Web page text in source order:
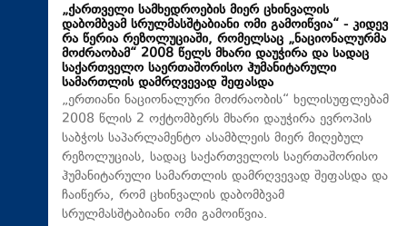
„ქართველი სამხედროების მიერ ცხინვალის
დაბომბვამ სრულმასშტაბიანი ომი გამოიწვია“ - კიდევ
რა წერია რეზოლუციაში, რომელსაც „ნაციონალურმა
მოძრაობამ“ 2008 წელს მხარი დაუჭირა და სადაც
საქართველო საერთაშორისო ჰუმანიტარული
სამართლის დამრღვევად შეფასდა
„ერთიანი ნაციონალური მოძრაობის“ ხელისუფლებამ
2008 წლის 2 ოქტომბერს მხარი დაუჭირა ევროპის
საბჭოს საპარლამენტო ასამბლეის მიერ მიღებულ
რეზოლუციას, სადაც საქართველოს საერთაშორისო
ჰუმანიტარული სამართლის დამრღვევად შეფასდა და
ჩაიწერა, რომ ცხინვალის დაბომბვამ
სრულმასშტაბიანი ომი გამოიწვია.